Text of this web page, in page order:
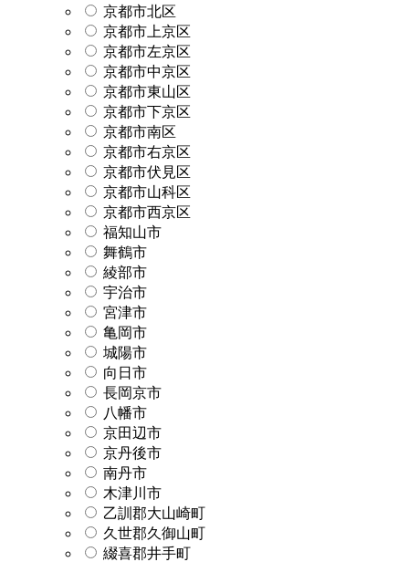
京都市北区
京都市上京区
京都市左京区
京都市中京区
京都市東山区
京都市下京区
京都市南区
京都市右京区
京都市伏見区
京都市山科区
京都市西京区
福知山市
舞鶴市
綾部市
宇治市
宮津市
亀岡市
城陽市
向日市
長岡京市
八幡市
京田辺市
京丹後市
南丹市
木津川市
乙訓郡大山崎町
久世郡久御山町
綴喜郡井手町